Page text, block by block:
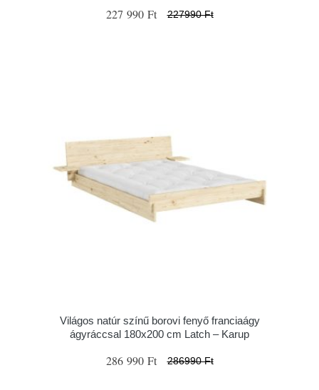
227 990 Ft 227990 Ft
Világos natúr színű borovi fenyő franciaágy
ágyráccsal 180x200 cm Latch – Karup
286 990 Ft 286990 Ft